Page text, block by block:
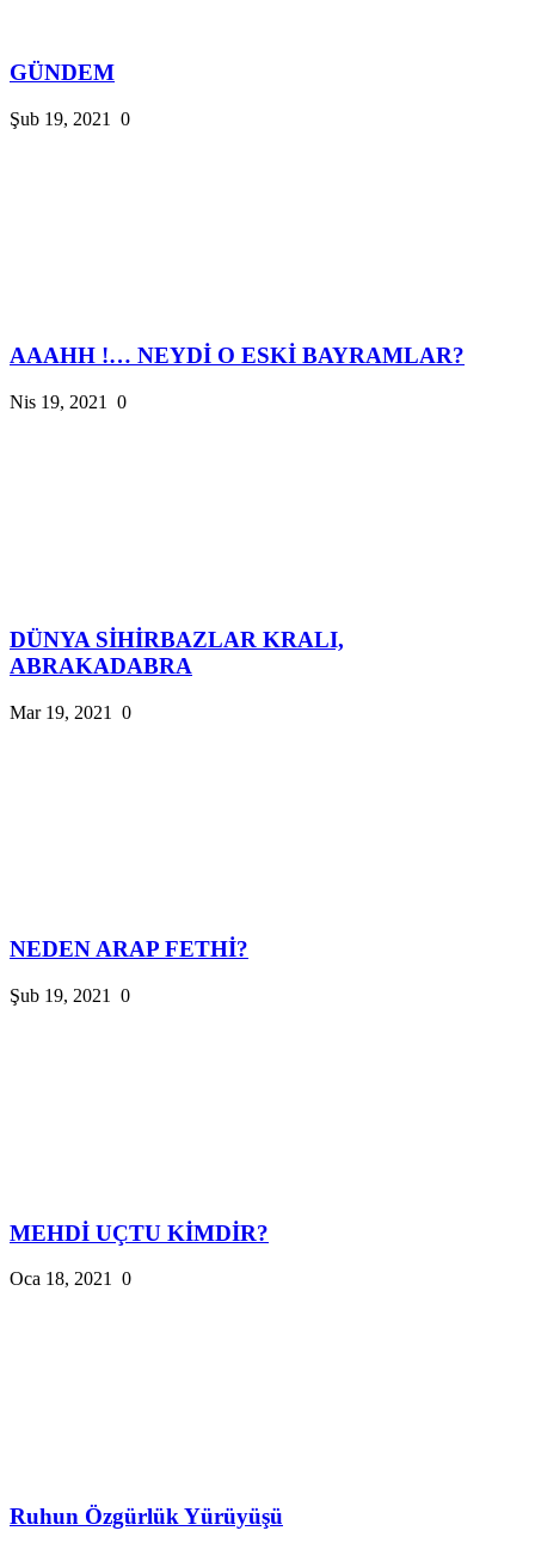
GÜNDEM
Şub 19, 2021 0
AAAHH !… NEYDİ O ESKİ BAYRAMLAR?
Nis 19, 2021 0
DÜNYA SİHİRBAZLAR KRALI,
ABRAKADABRA
Mar 19, 2021 0
NEDEN ARAP FETHİ?
Şub 19, 2021 0
MEHDİ UÇTU KİMDİR?
Oca 18, 2021 0
Ruhun Özgürlük Yürüyüşü